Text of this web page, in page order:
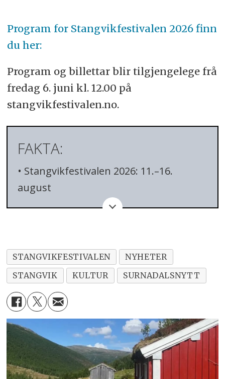
Program for Stangvikfestivalen 2026 finn
du her:
Program og billettar blir tilgjengelege frå
fredag 6. juni kl. 12.00 på
stangvikfestivalen.no.
FAKTA:
• Stangvikfestivalen 2026: 11.–16.
august
• Konsertar, kunstutstilling,
familieprogram, boklansering og
kulturarrangement
• Fleire arrangement med fri inngang
STANGVIKFESTIVALEN
NYHETER
STANGVIK
KULTUR SURNADALSNYTT